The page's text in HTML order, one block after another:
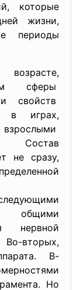
которые
жизни,
периоды
сферы
свойств
в играх,
не сразу,
общими
нервной
вторых,
В-
Но